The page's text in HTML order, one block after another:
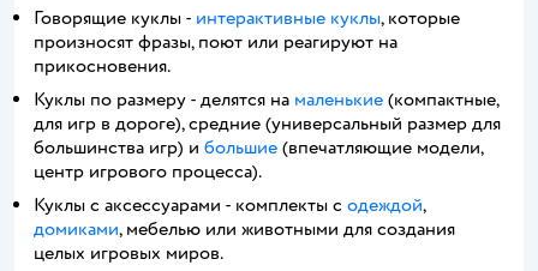
Говорящие куклы - интерактивные куклы, которые
произносят фразы, поют или реагируют на
прикосновения.
Куклы по размеру - делятся на маленькие (компактные,
для игр в дороге), средние (универсальный размер для
большинства игр) и большие (впечатляющие модели,
центр игрового процесса).
Куклы с аксессуарами - комплекты с одеждой,
домиками, мебелью или животными для создания
целых игровых миров.